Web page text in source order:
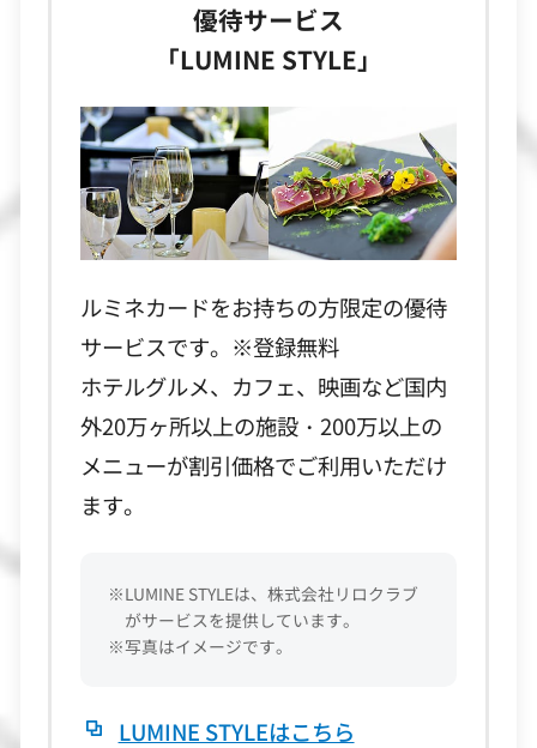
優待サービス
「LUMINE STYLE」
ルミネカードをお持ちの方限定の優待
サービスです。※登録無料
ホテルグルメ、カフェ、映画など国内
外20万ヶ所以上の施設・200万以上の
メニューが割引価格でご利用いただけ
ます。
※LUMINE STYLEは、株式会社リロクラブ
がサービスを提供しています。
※写真はイメージです。
LUMINE STYLEはこちら